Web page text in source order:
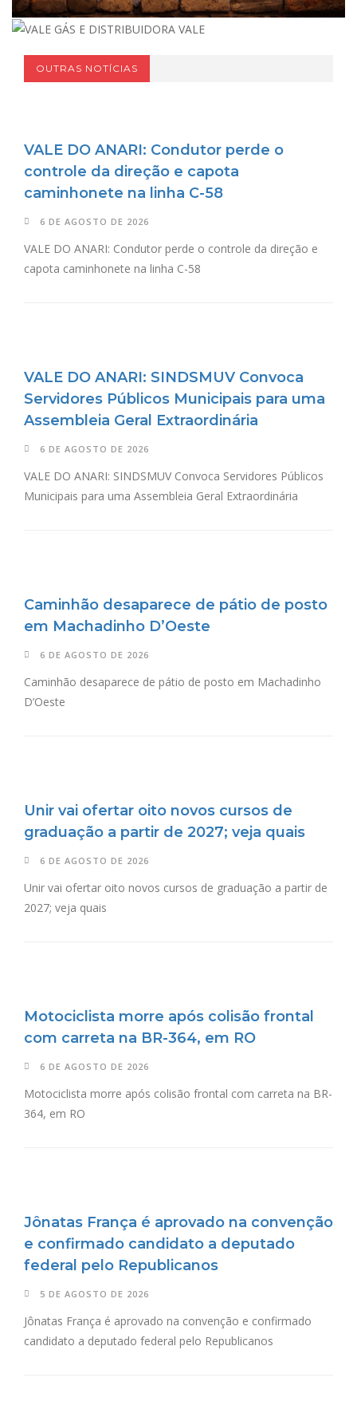
OUTRAS NOTÍCIAS
VALE DO ANARI: Condutor perde o
controle da direção e capota
caminhonete na linha C-58
6 DE AGOSTO DE 2026
VALE DO ANARI: Condutor perde o controle da direção e
capota caminhonete na linha C-58
VALE DO ANARI: SINDSMUV Convoca
Servidores Públicos Municipais para uma
Assembleia Geral Extraordinária
6 DE AGOSTO DE 2026
VALE DO ANARI: SINDSMUV Convoca Servidores Públicos
Municipais para uma Assembleia Geral Extraordinária
Caminhão desaparece de pátio de posto
em Machadinho D’Oeste
6 DE AGOSTO DE 2026
Caminhão desaparece de pátio de posto em Machadinho
D’Oeste
Unir vai ofertar oito novos cursos de
graduação a partir de 2027; veja quais
6 DE AGOSTO DE 2026
Unir vai ofertar oito novos cursos de graduação a partir de
2027; veja quais
Motociclista morre após colisão frontal
com carreta na BR-364, em RO
6 DE AGOSTO DE 2026
Motociclista morre após colisão frontal com carreta na BR-
364, em RO
Jônatas França é aprovado na convenção
e confirmado candidato a deputado
federal pelo Republicanos
5 DE AGOSTO DE 2026
Jônatas França é aprovado na convenção e confirmado
candidato a deputado federal pelo Republicanos